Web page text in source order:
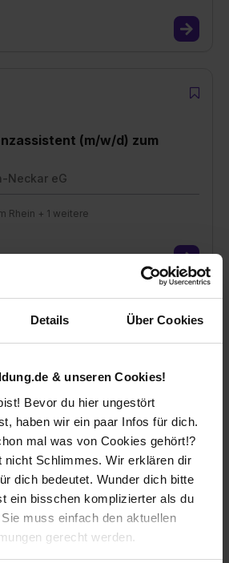
Details Über Cookies
& unseren Cookies!
Bevor du hier ungestört
haben wir ein paar Infos für dich.
mal was von Cookies gehört!?
nicht Schlimmes. Wir erklären dir
dich bedeutet. Wunder dich bitte
ein bisschen komplizierter als du
muss einfach den aktuellen
gerecht werden.
(m/w/d) zum
Neckar eG
Rhein + 1 weitere
aktivieren
du schon, dass...
eine Dartmaschine, ein Billardtisch
dem Team nach Feierabend
haben?💙🧡